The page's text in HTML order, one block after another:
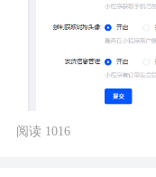
阅读 1016